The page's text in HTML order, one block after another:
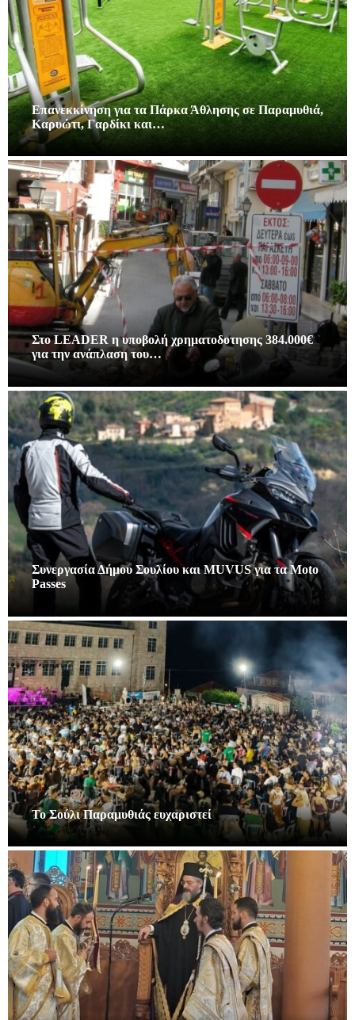
Επανεκκίνηση για τα Πάρκα Άθλησης σε Παραμυθιά,
Καρυώτι, Γαρδίκι και…
Στο LEADER η υποβολή χρηματοδοτησης 384.000€
για την ανάπλαση του…
Συνεργασία Δήμου Σουλίου και MUVUS για τα Moto
Passes
Το Σούλι Παραμυθιάς ευχαριστεί